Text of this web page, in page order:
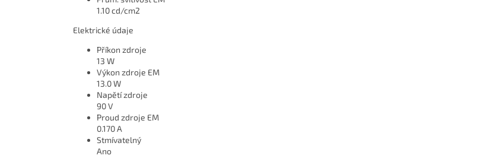
1.10 cd/cm2
Elektrické údaje
Příkon zdroje
13 W
Výkon zdroje EM
13.0 W
Napětí zdroje
90 V
Proud zdroje EM
0.170 A
Stmívatelný
Ano